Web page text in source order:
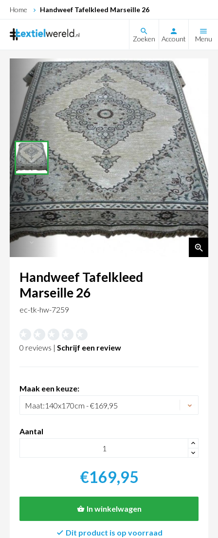
Home Handweef Tafelkleed Marseille 26
Zoeken Account Menu
Handweef Tafelkleed
Marseille 26
ec-tk-hw-7259
0 reviews | Schrijf een review
Maak een keuze:
Aantal
+
-
€169,95
In winkelwagen
Dit product is op voorraad